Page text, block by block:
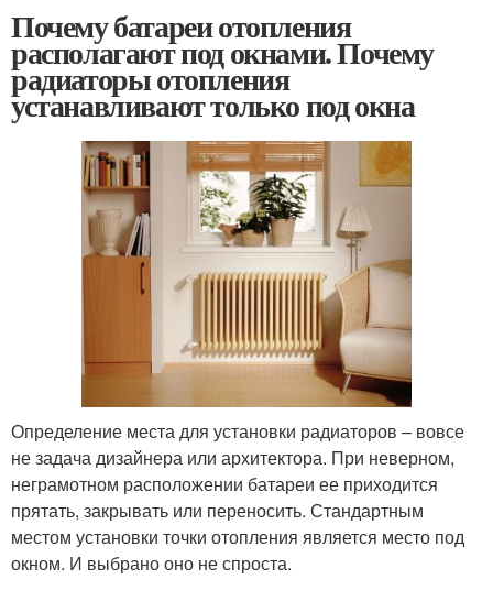
Почему батареи отопления
располагают под окнами. Почему
радиаторы отопления
устанавливают только под окна
Определение места для установки радиаторов – вовсе
не задача дизайнера или архитектора. При неверном,
неграмотном расположении батареи ее приходится
прятать, закрывать или переносить. Стандартным
местом установки точки отопления является место под
окном. И выбрано оно не спроста.